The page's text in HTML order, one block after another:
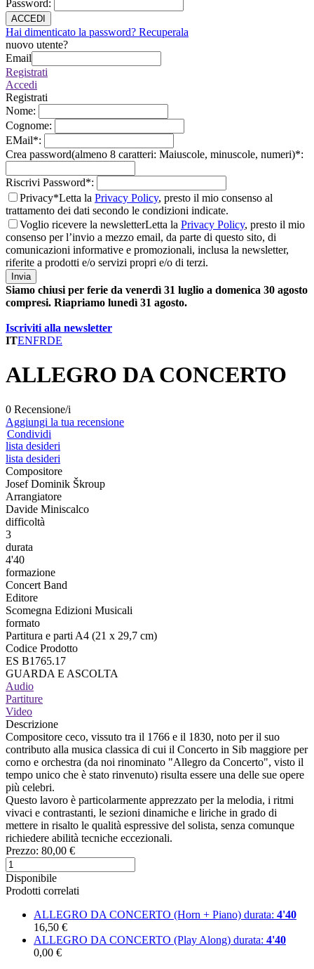
Password:
ACCEDI
Hai dimenticato la password? Recuperala
nuovo utente?
Email
Registrati
Accedi
Registrati
Nome:
Cognome:
EMail*:
Crea password(almeno 8 caratteri: Maiuscole, minuscole, numeri)*:
Riscrivi Password*:
Privacy*Letta la Privacy Policy, presto il mio consenso al
trattamento dei dati secondo le condizioni indicate.
Voglio ricevere la newsletterLetta la Privacy Policy, presto il mio
consenso per l’invio a mezzo email, da parte di questo sito, di
comunicazioni informative e promozionali, inclusa la newsletter,
riferite a prodotti e/o servizi propri e/o di terzi.
Invia
Siamo chiusi per ferie da venerdì 31 luglio a domenica 30 agosto
compresi. Riapriamo lunedì 31 agosto.
Iscriviti alla newsletter
ITENFRDE
ALLEGRO DA CONCERTO
0 Recensione/i
Aggiungi la tua recensione
Condividi
lista desideri
lista desideri
Compositore
Josef Dominik Škroup
Arrangiatore
Davide Miniscalco
difficoltà
3
durata
4'40
formazione
Concert Band
Editore
Scomegna Edizioni Musicali
formato
Partitura e parti A4 (21 x 29,7 cm)
Codice Prodotto
ES B1765.17
GUARDA E ASCOLTA
Audio
Partiture
Video
Descrizione
Compositore ceco, vissuto tra il 1766 e il 1830, noto per il suo
contributo alla musica classica di cui il Concerto in Sib maggiore per
corno e orchestra (da noi rinominato "Allegro da Concerto", visto il
tempo unico che è stato rinvenuto) risulta essere una delle sue opere
più celebri.
Questo lavoro è particolarmente apprezzato per la melodia, i ritmi
vivaci e contrastanti, le sezioni dinamiche e liriche in grado di
mettere in risalto le qualità espressive del solista, senza comunque
richiedere abilità tecniche eccezionali.
Prezzo: 80,00 €
Disponibile
Prodotti correlati
ALLEGRO DA CONCERTO (Horn + Piano) durata: 4'40
16,50 €
ALLEGRO DA CONCERTO (Play Along) durata: 4'40
0,00 €